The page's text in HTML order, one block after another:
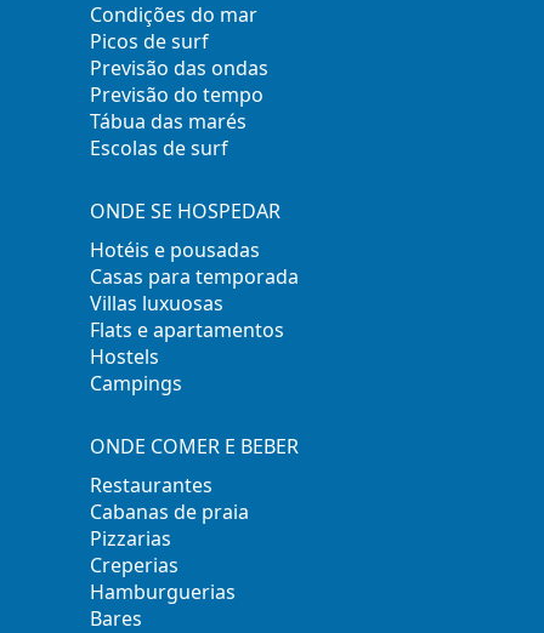
Condições do mar
Picos de surf
Previsão das ondas
Previsão do tempo
Tábua das marés
Escolas de surf
ONDE SE HOSPEDAR
Hotéis e pousadas
Casas para temporada
Villas luxuosas
Flats e apartamentos
Hostels
Campings
ONDE COMER E BEBER
Restaurantes
Cabanas de praia
Pizzarias
Creperias
Hamburguerias
Bares